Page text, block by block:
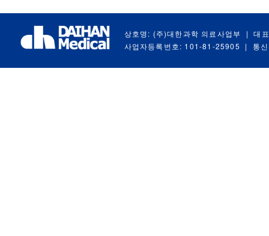
상호명: (주)대한과학 의료사업부 |
대
사업자등록번호: 101-81-25905
| 통